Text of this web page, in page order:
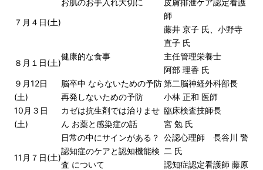
７月４日(土)
師
藤井 京子 氏、小野寺
直子 氏
８月１日(土)
健康的な食事
主任管理栄養士
阿部 理香 氏
９月12日
(土)
脳卒中 ならないための予防
再発しないための予防
第二脳神経外科部長
小林 正和 医師
10月３日
(土)
カゼは抗生剤では治りませ
ん お薬と感染症の話
臨床検査技師長
宮 勉 氏
11月７日(土)
日常の中にサインがある？
認知症のケアと認知機能検
査 について
公認心理師 長谷川 警
二 氏
認知症認定看護師 藤原